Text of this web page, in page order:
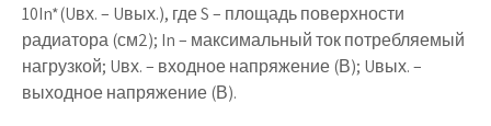
10In*(Uвх. – Uвых.), где S – площадь поверхности
радиатора (см2); In – максимальный ток потребляемый
нагрузкой; Uвх. – входное напряжение (В); Uвых. –
выходное напряжение (В).